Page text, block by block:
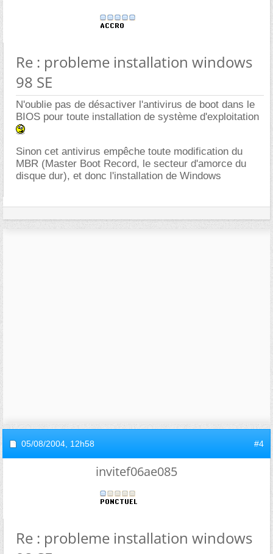
Re : probleme installation windows
98 SE
N'oublie pas de désactiver l'antivirus de boot dans le
BIOS pour toute installation de système d'exploitation
Sinon cet antivirus empêche toute modification du
MBR (Master Boot Record, le secteur d'amorce du
disque dur), et donc l'installation de Windows
05/08/2004, 12h58 #4
invitef06ae085
Re : probleme installation windows